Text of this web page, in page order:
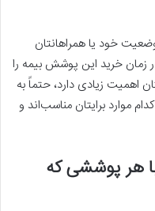
خود یا همراهانتان
زمان خرید این پوشش بیمه را
اهمیت زیادی دارد، حتماً به
موارد برایتان مناسب‌اند و
هر پوششی که